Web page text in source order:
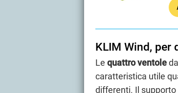
KLIM Wind, per
Le quattro ventoleda
caratteristica utile
differenti. Il